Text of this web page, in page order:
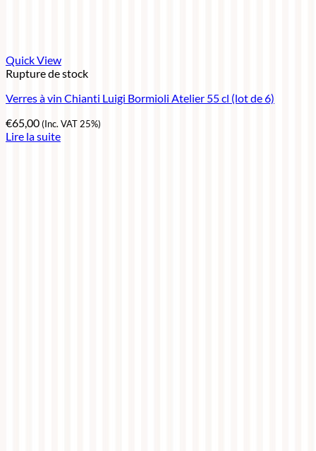
Quick View
Rupture de stock
Verres à vin Chianti Luigi Bormioli Atelier 55 cl (lot de 6)
€65,00(Inc. VAT 25%)
Lire la suite